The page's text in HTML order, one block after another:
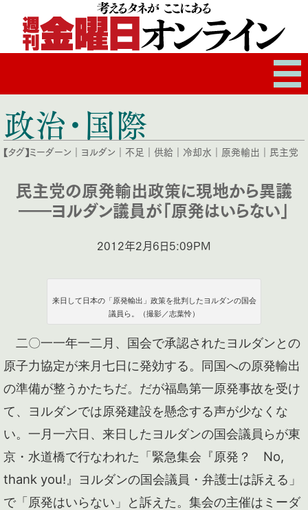
政治・国際
【タグ】ミーダーン ｜ ヨルダン ｜ 不足 ｜ 供給 ｜ 冷却水 ｜ 原発輸出 ｜ 民主党
民主党の原発輸出政策に現地から異議
――ヨルダン議員が「原発はいらない」
2012年2月6日5:09PM
来日して日本の「原発輸出」政策を批判したヨルダンの国会
議員ら。（撮影／志葉怜）
二〇一一年一二月、国会で承認されたヨルダンとの
原子力協定が来月七日に発効する。同国への原発輸出
の準備が整うかたちだ。だが福島第一原発事故を受け
て、ヨルダンでは原発建設を懸念する声が少なくな
い。一月一六日、来日したヨルダンの国会議員らが東
京・水道橋で行なわれた「緊急集会『原発？ No,
thank you!』ヨルダンの国会議員・弁護士は訴える」
で「原発はいらない」と訴えた。集会の主催はミーダ